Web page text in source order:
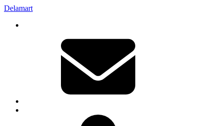
Delamart